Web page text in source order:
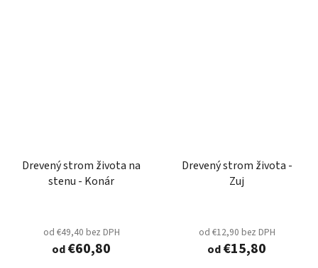
Drevený strom života na
stenu - Konár
od €49,40 bez DPH
od€60,80
Drevený strom života -
Zuj
od €12,90 bez DPH
od€15,80